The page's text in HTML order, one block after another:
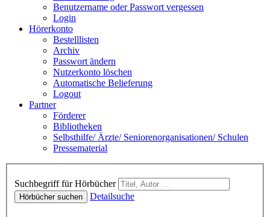
Benutzername oder Passwort vergessen
Login
Hörerkonto
Bestelllisten
Archiv
Passwort ändern
Nutzerkonto löschen
Automatische Belieferung
Logout
Partner
Förderer
Bibliotheken
Selbsthilfe/ Ärzte/ Seniorenorganisationen/ Schulen
Pressematerial
Suchbegriff für Hörbücher
Hörbücher suchen Detailsuche